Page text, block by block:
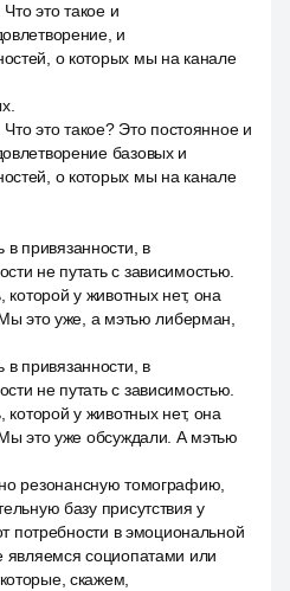
это такое и
и
о которых мы на канале
это такое? Это постоянное и
базовых и
о которых мы на канале
привязанности, в
не путать с зависимостью.
которой у животных нет, она
это уже, а мэтью либерман,
привязанности, в
не путать с зависимостью.
которой у животных нет, она
это уже обсуждали. А мэтью
резонансную томографию,
базу присутствия у
потребности в эмоциональной
являемся социопатами или
скажем,